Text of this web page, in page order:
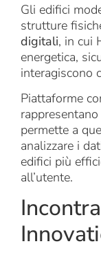
Gli edifici
strutture
digitali, in cui
energetica,
interagiscono
Piattaforme
permette a
analizzare i
edifici più
all’utente.